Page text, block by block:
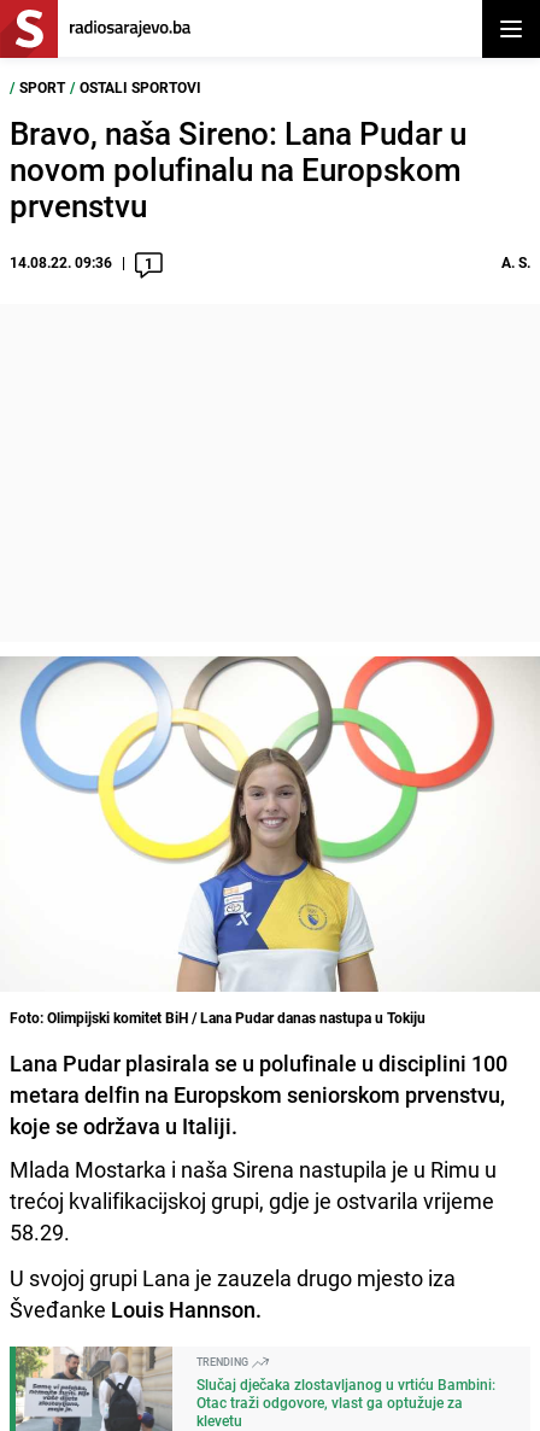
/ SPORT / OSTALI SPORTOVI
Bravo, naša Sireno: Lana Pudar u
novom polufinalu na Europskom
prvenstvu
14.08.22. 09:36 1 A. S.
Foto: Olimpijski komitet BiH / Lana Pudar danas nastupa u Tokiju
Lana Pudar plasirala se u polufinale u disciplini 100
metara delfin na Europskom seniorskom prvenstvu,
koje se održava u Italiji.
Mlada Mostarka i naša Sirena nastupila je u Rimu u
trećoj kvalifikacijskoj grupi, gdje je ostvarila vrijeme
58.29.
U svojoj grupi Lana je zauzela drugo mjesto iza
Šveđanke Louis Hannson.
TRENDING
Slučaj dječaka zlostavljanog u vrtiću Bambini:
Otac traži odgovore, vlast ga optužuje za
klevetu